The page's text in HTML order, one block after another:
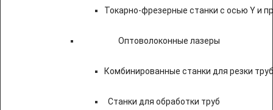
Токарно-фрезерные станки с осью Y и
Оптоволоконные лазеры
Комбинированные станки для резки
Станки для обработки труб